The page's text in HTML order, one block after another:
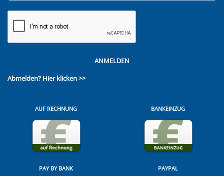
ANMELDEN
Abmelden? Hier klicken >>
AUF RECHNUNG BANKEINZUG
PAY BY BANK PAYPAL